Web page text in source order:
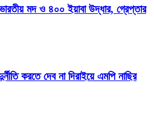
মদ ও ৪০০ ইয়াবা উদ্ধার, গ্রেপ্তার
করতে দেব না দিরাইয়ে এমপি নাছির